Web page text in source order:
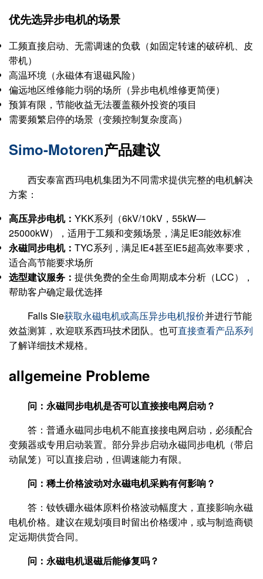
优先选异步电机的场景
工频直接启动、无需调速的负载（如固定转速的破碎机、皮
带机）
高温环境（永磁体有退磁风险）
偏远地区维修能力弱的场所（异步电机维修更简便）
预算有限，节能收益无法覆盖额外投资的项目
需要频繁启停的场景（变频控制复杂度高）
Simo-Motoren产品建议
西安泰富西玛电机集团为不同需求提供完整的电机解决
方案：
高压异步电机： YKK系列（6kV/10kV，55kW—
25000kW），适用于工频和变频场景，满足IE3能效标准
永磁同步电机： TYC系列，满足IE4甚至IE5超高效率要求，
适合高节能要求场所
选型建议服务： 提供免费的全生命周期成本分析（LCC），
帮助客户确定最优选择
Falls Sie获取永磁电机或高压异步电机报价并进行节能
效益测算，欢迎联系西玛技术团队。也可直接查看产品系列
了解详细技术规格。
allgemeine Probleme
问：永磁同步电机是否可以直接接电网启动？
答：普通永磁同步电机不能直接接电网启动，必须配合
变频器或专用启动装置。部分异步启动永磁同步电机（带启
动鼠笼）可以直接启动，但调速能力有限。
问：稀土价格波动对永磁电机采购有何影响？
答：钕铁硼永磁体原料价格波动幅度大，直接影响永磁
电机价格。建议在规划项目时留出价格缓冲，或与制造商锁
定远期供货合同。
问：永磁电机退磁后能修复吗？